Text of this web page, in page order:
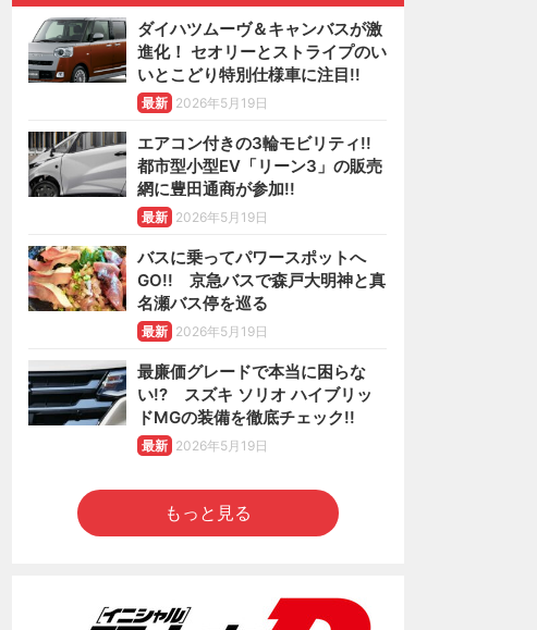
ダイハツムーヴ＆キャンバスが激
進化！ セオリーとストライプのい
いとこどり特別仕様車に注目!!
最新 2026年5月19日
エアコン付きの3輪モビリティ!!
都市型小型EV「リーン3」の販売
網に豊田通商が参加!!
最新 2026年5月19日
バスに乗ってパワースポットへ
GO!! 京急バスで森戸大明神と真
名瀬バス停を巡る
最新 2026年5月19日
最廉価グレードで本当に困らな
い!? スズキ ソリオ ハイブリッ
ドMGの装備を徹底チェック!!
最新 2026年5月19日
もっと見る